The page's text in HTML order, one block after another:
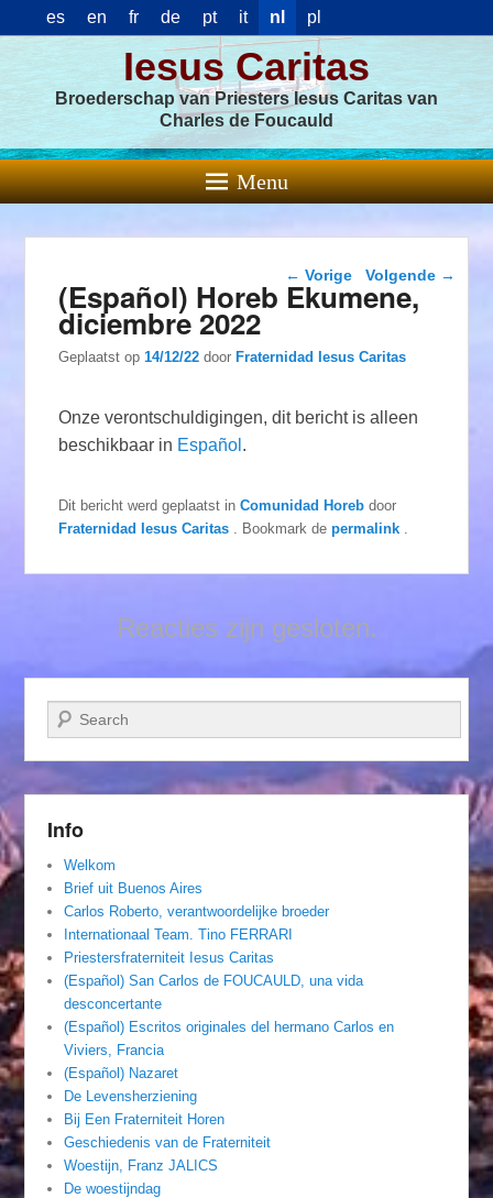
es en fr de pt it nl pl
Iesus Caritas
Broederschap van Priesters Iesus Caritas van
Charles de Foucauld
Menu
Berichtnavigatie
← Vorige Volgende →
(Español) Horeb Ekumene,
diciembre 2022
Geplaatst op14/12/22 doorFraternidad Iesus Caritas
Onze verontschuldigingen, dit bericht is alleen
beschikbaar in Español .
Dit bericht werd geplaatst inComunidad Horeb door
Fraternidad Iesus Caritas
. Bookmark depermalink
Reacties zijn gesloten.
Zoeken
Info
Welkom
Brief uit Buenos Aires
Carlos Roberto, verantwoordelijke broeder
Internationaal Team. Tino FERRARI
Priestersfraterniteit Iesus Caritas
(Español) San Carlos de FOUCAULD, una vida
desconcertante
(Español) Escritos originales del hermano Carlos en
Viviers, Francia
(Español) Nazaret
De Levensherziening
Bij Een Fraterniteit Horen
Geschiedenis van de Fraterniteit
Woestijn, Franz JALICS
De woestijndag